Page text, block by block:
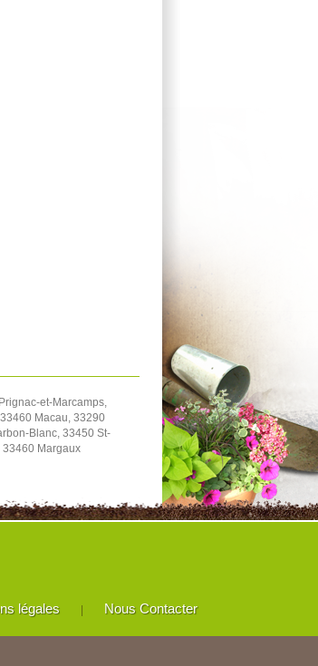
et-Marcamps,
Macau, 33290
Blanc, 33450 St-
Margaux
légales | Nous Contacter